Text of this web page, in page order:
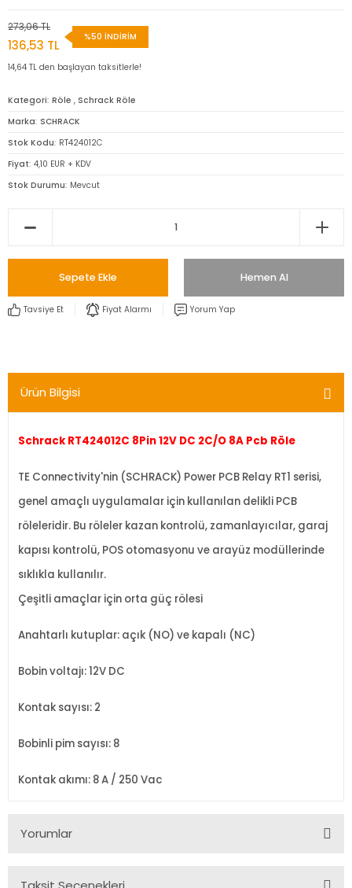
273,06 TL
136,53 TL
%50 İNDİRİM
14,64 TL den başlayan taksitlerle!
Kategori Röle , Schrack Röle
Marka SCHRACK
Stok Kodu RT424012C
Fiyat 4,10 EUR + KDV
Stok Durumu Mevcut
Sepete Ekle Hemen Al
Tavsiye Et Fiyat Alarmı Yorum Yap
Ürün Bilgisi
Schrack RT424012C 8Pin 12V DC 2C/O 8A Pcb Röle
TE Connectivity'nin (SCHRACK) Power PCB Relay RT1 serisi,
genel amaçlı uygulamalar için kullanılan delikli PCB
röleleridir. Bu röleler kazan kontrolü, zamanlayıcılar, garaj
kapısı kontrolü, POS otomasyonu ve arayüz modüllerinde
sıklıkla kullanılır.
Çeşitli amaçlar için orta güç rölesi
Anahtarlı kutuplar: açık (NO) ve kapalı (NC)
Bobin voltajı: 12V DC
Kontak sayısı: 2
Bobinli pim sayısı: 8
Kontak akımı: 8 A / 250 Vac
Yorumlar